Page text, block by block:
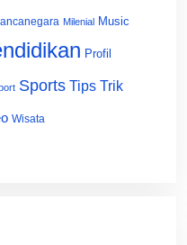
Milenial Music
Profil
Sports Tips Trik
Wisata